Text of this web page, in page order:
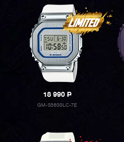
18 990P
GM-S5600LC-7E